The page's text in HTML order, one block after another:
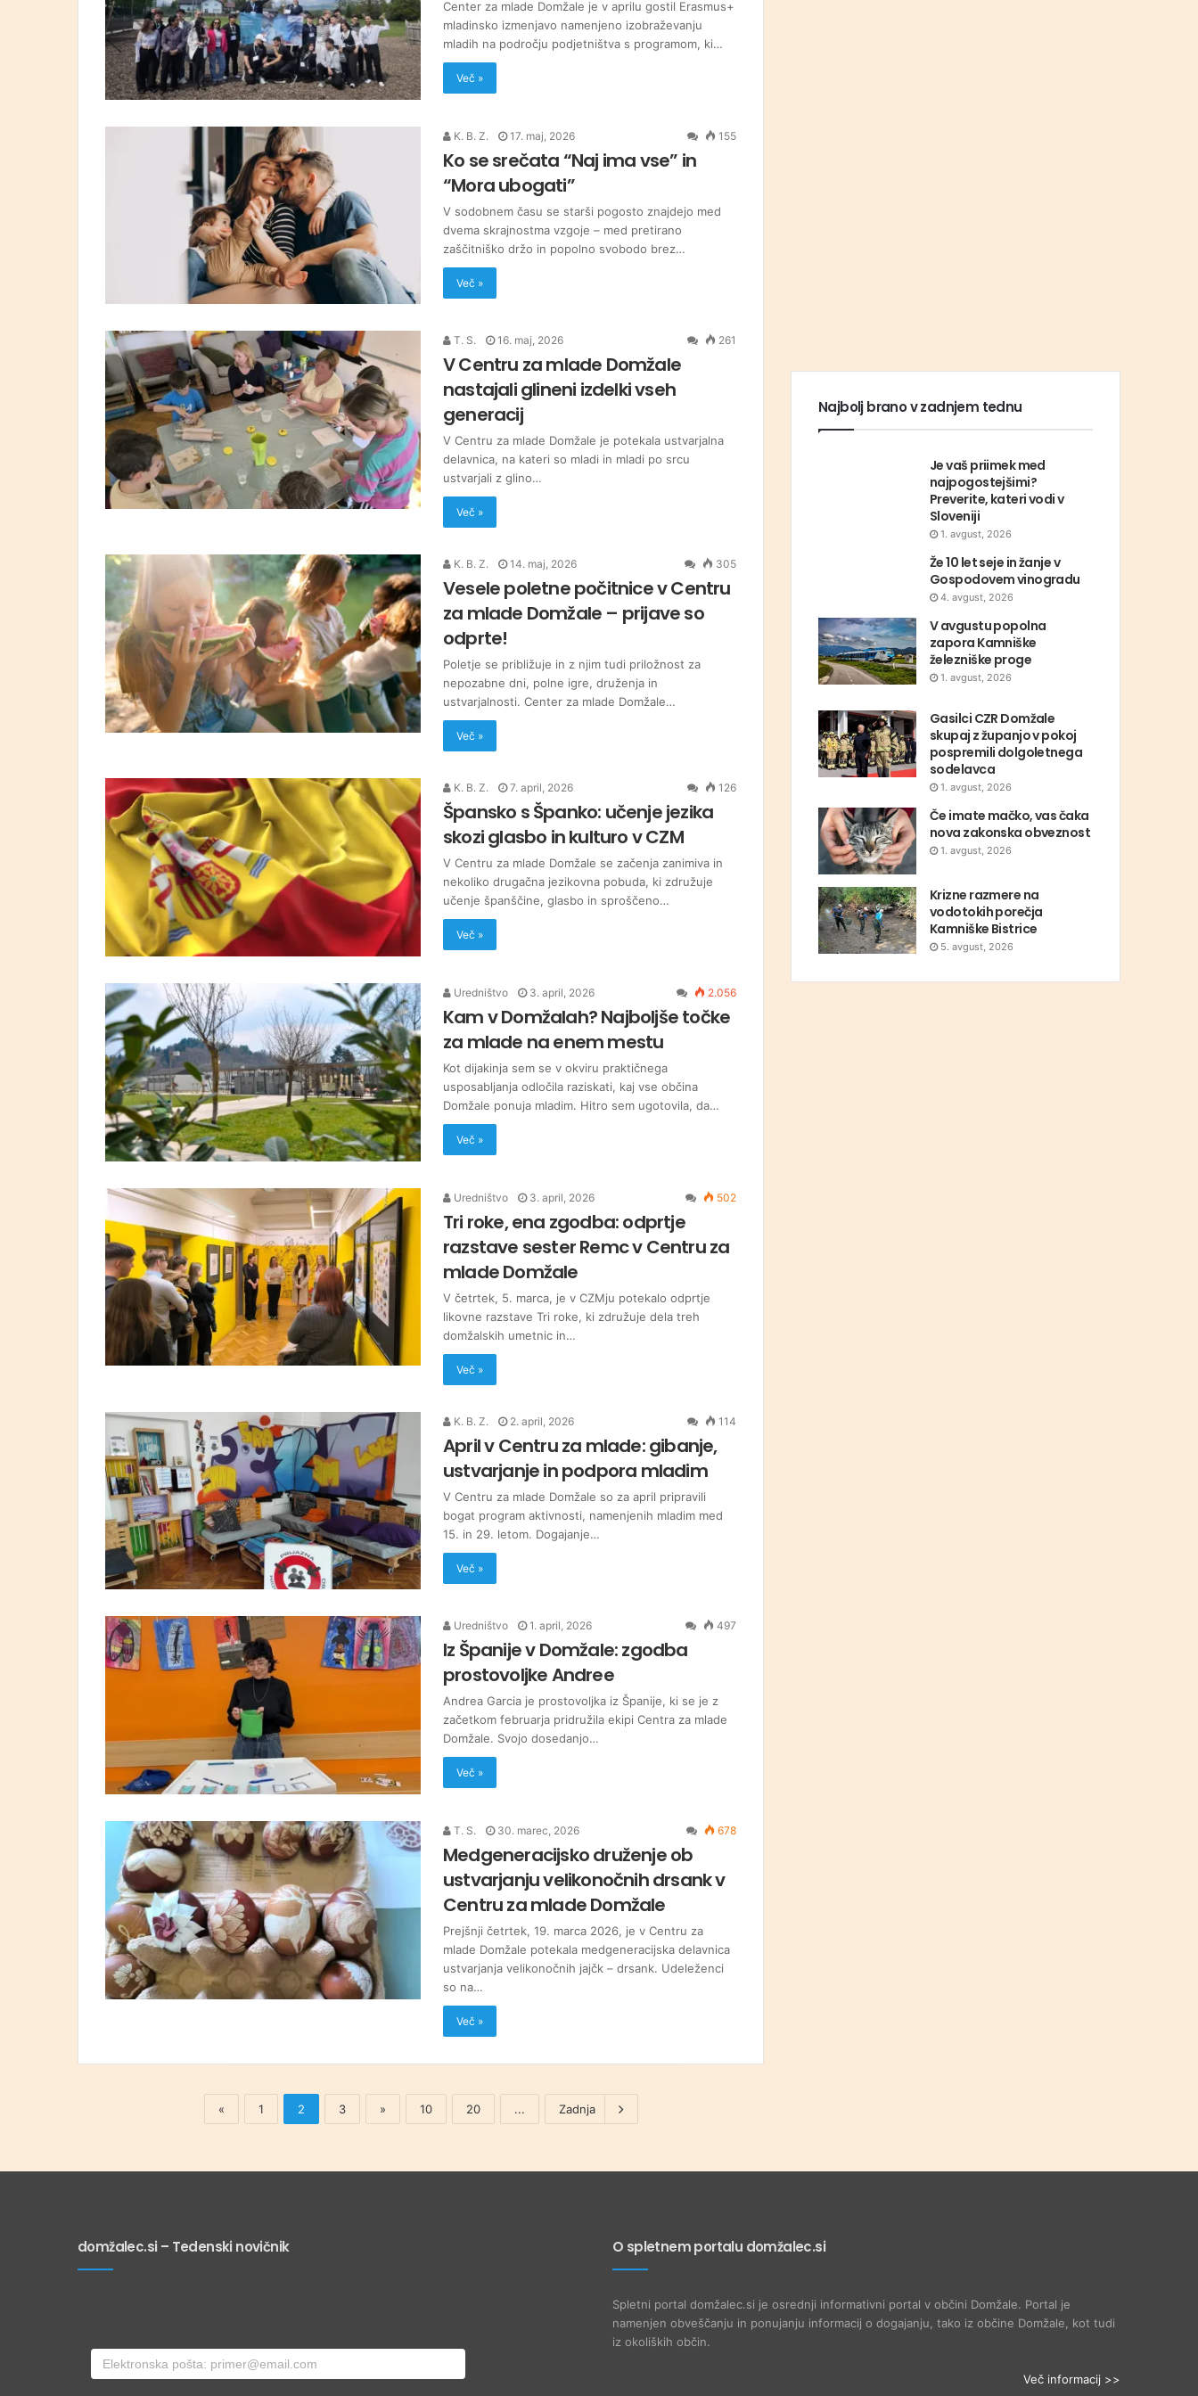
Center za mlade Domžale je v aprilu gostil Erasmus+
mladinsko izmenjavo namenjeno izobraževanju
mladih na področju podjetništva s programom, ki…
Več »
K. B. Z. 17. maj, 2026 155
Ko se srečata “Naj ima vse” in
“Mora ubogati”
V sodobnem času se starši pogosto znajdejo med
dvema skrajnostma vzgoje – med pretirano
zaščitniško držo in popolno svobodo brez…
Več »
T. S. 16. maj, 2026 261
V Centru za mlade Domžale
nastajali glineni izdelki vseh
generacij
V Centru za mlade Domžale je potekala ustvarjalna
delavnica, na kateri so mladi in mladi po srcu
ustvarjali z glino…
Več »
K. B. Z. 14. maj, 2026 305
Vesele poletne počitnice v Centru
za mlade Domžale – prijave so
odprte!
Poletje se približuje in z njim tudi priložnost za
nepozabne dni, polne igre, druženja in
ustvarjalnosti. Center za mlade Domžale…
Več »
K. B. Z. 7. april, 2026 126
Špansko s Španko: učenje jezika
skozi glasbo in kulturo v CZM
V Centru za mlade Domžale se začenja zanimiva in
nekoliko drugačna jezikovna pobuda, ki združuje
učenje španščine, glasbo in sproščeno…
Več »
Uredništvo 3. april, 2026 2.056
Kam v Domžalah? Najboljše točke
za mlade na enem mestu
Kot dijakinja sem se v okviru praktičnega
usposabljanja odločila raziskati, kaj vse občina
Domžale ponuja mladim. Hitro sem ugotovila, da…
Več »
Uredništvo 3. april, 2026 502
Tri roke, ena zgodba: odprtje
razstave sester Remc v Centru za
mlade Domžale
V četrtek, 5. marca, je v CZMju potekalo odprtje
likovne razstave Tri roke, ki združuje dela treh
domžalskih umetnic in…
Več »
K. B. Z. 2. april, 2026 114
April v Centru za mlade: gibanje,
ustvarjanje in podpora mladim
V Centru za mlade Domžale so za april pripravili
bogat program aktivnosti, namenjenih mladim med
15. in 29. letom. Dogajanje…
Več »
Uredništvo 1. april, 2026 497
Iz Španije v Domžale: zgodba
prostovoljke Andree
Andrea Garcia je prostovoljka iz Španije, ki se je z
začetkom februarja pridružila ekipi Centra za mlade
Domžale. Svojo dosedanjo…
Več »
T. S. 30. marec, 2026 678
Medgeneracijsko druženje ob
ustvarjanju velikonočnih drsank v
Centru za mlade Domžale
Prejšnji četrtek, 19. marca 2026, je v Centru za
mlade Domžale potekala medgeneracijska delavnica
ustvarjanja velikonočnih jajčk – drsank. Udeleženci
so na…
Več »
« 1 2 3 » 10 20 ... Zadnja
Najbolj brano v zadnjem tednu
Je vaš priimek med
najpogostejšimi?
Preverite, kateri vodi v
Sloveniji
1. avgust, 2026
Že 10 let seje in žanje v
Gospodovem vinogradu
4. avgust, 2026
V avgustu popolna
zapora Kamniške
železniške proge
1. avgust, 2026
Gasilci CZR Domžale
skupaj z županjo v pokoj
pospremili dolgoletnega
sodelavca
1. avgust, 2026
Če imate mačko, vas čaka
nova zakonska obveznost
1. avgust, 2026
Krizne razmere na
vodotokih porečja
Kamniške Bistrice
5. avgust, 2026
domžalec.si – Tedenski novičnik O spletnem portalu domžalec.si
Spletni portal domžalec.si je osrednji informativni portal v občini Domžale. Portal je
namenjen obveščanju in ponujanju informacij o dogajanju, tako iz občine Domžale, kot tudi
iz okoliških občin.
Več informacij >>